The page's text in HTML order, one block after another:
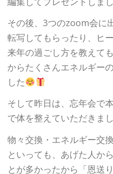
その後、3つのzoom会に
転写してもらったり、ヒ
来年の過ごし方を教えて
からたくさんエネルギー
した
そして昨日は、忘年会で
で体を整えていただきまし
物々交換・エネルギー交
といっても、あげた人か
とが多かったから「恩送